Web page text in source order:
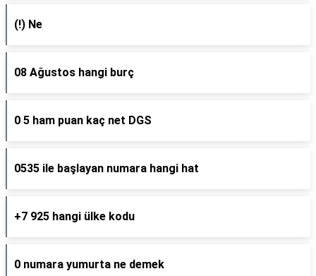
(!) Ne
08 Ağustos hangi burç
0 5 ham puan kaç net DGS
0535 ile başlayan numara hangi hat
+7 925 hangi ülke kodu
0 numara yumurta ne demek